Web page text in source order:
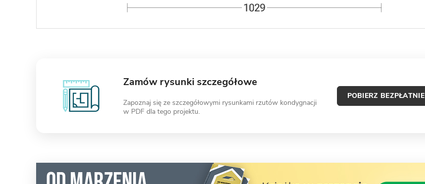
Zamów rysunki szczegółowe
Zapoznaj się ze szczegółowymi rysunkami rzutów kondygnacji
w PDF dla tego projektu.
POBIERZ BEZPŁATNIE